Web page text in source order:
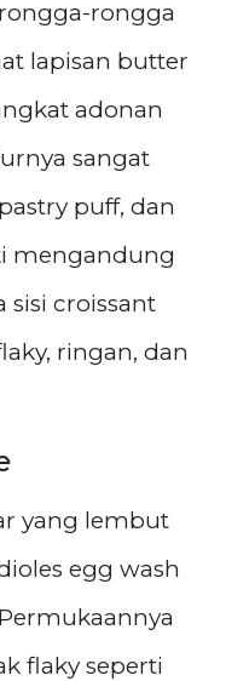
rongga
lapisan butter
adonan
sangat
puff, dan
mengandung
sisi croissant
ringan, dan
yang lembut
egg wash
flaky seperti